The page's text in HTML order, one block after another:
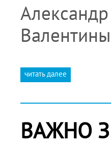
читать далее
ВАЖНО